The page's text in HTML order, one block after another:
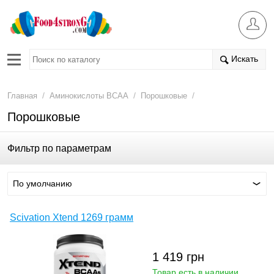
Искать
Главная / Аминокислоты BCAA / Порошковые /
Порошковые
Фильтр по параметрам
По умолчанию
Scivation Xtend 1269 грамм
1 419 грн